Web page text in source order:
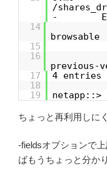
/
-
14
browsable
15
16
previous-
17
4 entries
18
19
netapp::>
ちょっと再利用しに
-fieldsオプションで
ばもうちょっと分か